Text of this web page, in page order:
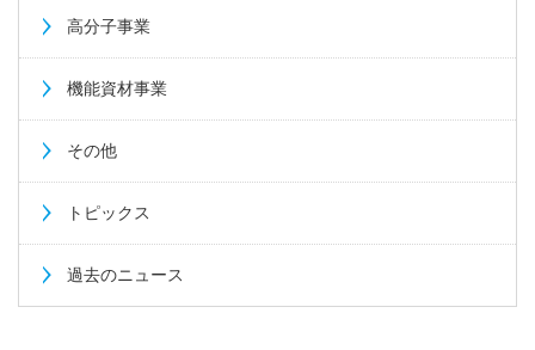
高分子事業
機能資材事業
その他
トピックス
過去のニュース